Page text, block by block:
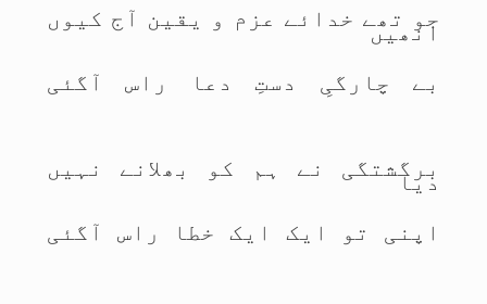
جو تھے خدائے عزم و یقین آج کیوں
انھیں
بے چارگیِ دستِ دعا راس آگئی
برگشتگی نے ہم کو بھلانے نہیں
دیا
اپنی تو ایک ایک خطا راس آگئی